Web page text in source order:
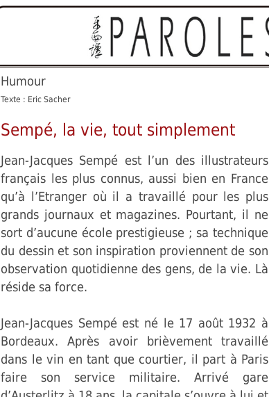
Humour
Texte : Eric Sacher
Sempé, la vie, tout simplement
Jean-Jacques Sempé est l’un des illustrateurs
français les plus connus, aussi bien en France
qu’à l’Etranger où il a travaillé pour les plus
grands journaux et magazines. Pourtant, il ne
sort d’aucune école prestigieuse ; sa technique
du dessin et son inspiration proviennent de son
observation quotidienne des gens, de la vie. Là
réside sa force.
Jean-Jacques Sempé est né le 17 août 1932 à
Bordeaux. Après avoir brièvement travaillé
dans le vin en tant que courtier, il part à Paris
faire son service militaire. Arrivé gare